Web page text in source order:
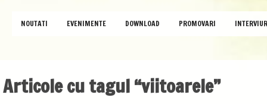
NOUTATI EVENIMENTE DOWNLOAD PROMOVARI
Articole cu tagul “viitoarele”